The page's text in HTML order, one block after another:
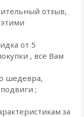
отзыв,
от 5
, все Вам
шедевра,
;
за